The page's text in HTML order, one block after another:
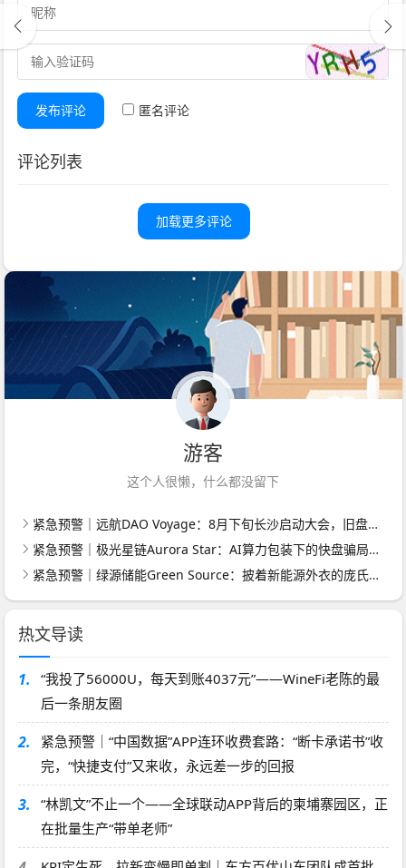
发布评论 匿名评论
评论列表
加载更多评论
游客
这个人很懒，什么都没留下
紧急预警｜远航DAO Voyage：8月下旬长沙启动大会，旧盘团队平移，RWA+大宗商品包装——又是庞氏滚盘的老剧本
紧急预警｜极光星链Aurora Star：AI算力包装下的快盘骗局，认购即入坑
紧急预警｜绿源储能Green Source：披着新能源外衣的庞氏传销盘，8月千人大会就是收割信号
热文导读
1.
“我投了56000U，每天到账4037元”——WineFi老陈的最
后一条朋友圈
2.
紧急预警｜“中国数据”APP连环收费套路：“断卡承诺书”收
完，“快捷支付”又来收，永远差一步的回报
3.
“林凯文”不止一个——全球联动APP背后的柬埔寨园区，正
在批量生产“带单老师”